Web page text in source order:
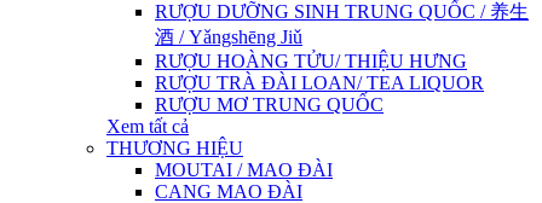
RƯỢU DƯỠNG SINH TRUNG QUỐC / 养生
酒 / Yǎngshēng Jiǔ
RƯỢU HOÀNG TỬU/ THIỆU HƯNG
RƯỢU TRÀ ĐÀI LOAN/ TEA LIQUOR
RƯỢU MƠ TRUNG QUỐC
Xem tất cả
THƯƠNG HIỆU
MOUTAI / MAO ĐÀI
CANG MAO ĐÀI